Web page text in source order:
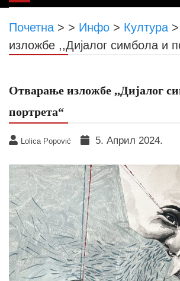
navigation
Почетна > > Инфо > Култура >
изложбе ,,Дијалог симбола и
Отварање изложбе ,,Дијалог
портрета“
Lolica Popović 5. Април 2024.